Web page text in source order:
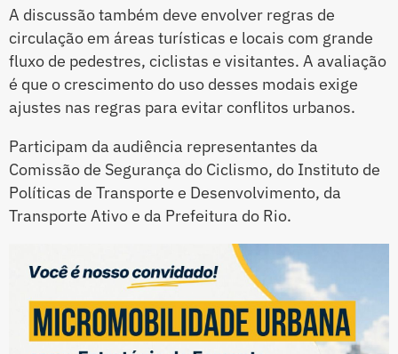
A discussão também deve envolver regras de
circulação em áreas turísticas e locais com grande
fluxo de pedestres, ciclistas e visitantes. A avaliação
é que o crescimento do uso desses modais exige
ajustes nas regras para evitar conflitos urbanos.
Participam da audiência representantes da
Comissão de Segurança do Ciclismo, do Instituto de
Políticas de Transporte e Desenvolvimento, da
Transporte Ativo e da Prefeitura do Rio.